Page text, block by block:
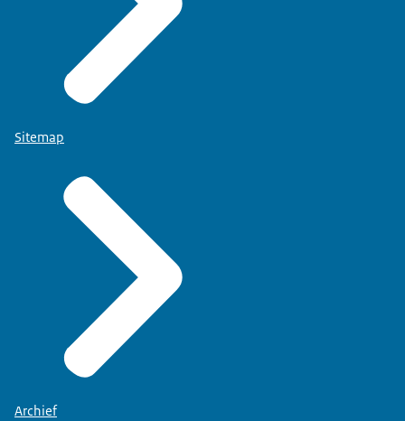
Sitemap
Archief